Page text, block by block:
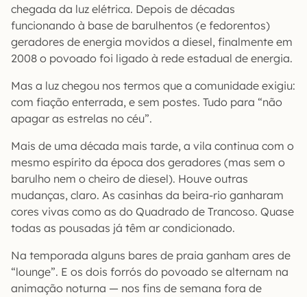
chegada da luz elétrica. Depois de décadas
funcionando à base de barulhentos (e fedorentos)
geradores de energia movidos a diesel, finalmente em
2008 o povoado foi ligado à rede estadual de energia.
Mas a luz chegou nos termos que a comunidade exigiu:
com fiação enterrada, e sem postes. Tudo para “não
apagar as estrelas no céu”.
Mais de uma década mais tarde, a vila continua com o
mesmo espírito da época dos geradores (mas sem o
barulho nem o cheiro de diesel). Houve outras
mudanças, claro. As casinhas da beira-rio ganharam
cores vivas como as do Quadrado de Trancoso. Quase
todas as pousadas já têm ar condicionado.
Na temporada alguns bares de praia ganham ares de
“lounge”. E os dois forrós do povoado se alternam na
animação noturna — nos fins de semana fora de